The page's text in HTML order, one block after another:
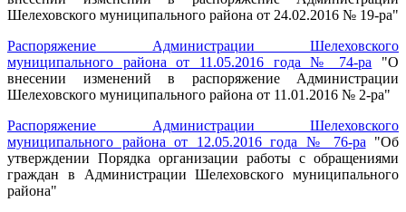
Шелеховского муниципального района от 24.02.2016 № 19-ра"
Распоряжение Администрации Шелеховского
муниципального района от 11.05.2016 года № 74-ра "О
внесении изменений в распоряжение Администрации
Шелеховского муниципального района от 11.01.2016 № 2-ра"
Распоряжение Администрации Шелеховского
муниципального района от 12.05.2016 года № 76-ра "Об
утверждении Порядка организации работы с обращениями
граждан в Администрации Шелеховского муниципального
района"